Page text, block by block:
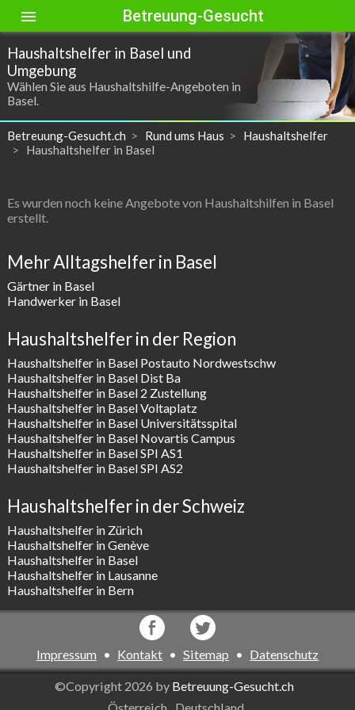
menu Betreuung-Gesucht
Haushaltshelfer in Basel und
Umgebung
Wählen Sie aus Haushaltshilfe-Angeboten in
Basel.
Betreuung-Gesucht.ch Rund ums Haus
Haushaltshelfer
Haushaltshelfer in Basel
Es wurden noch keine Angebote von Haushaltshilfen in Basel
erstellt.
Mehr Alltagshelfer in Basel
Gärtner in Basel
Handwerker in Basel
Haushaltshelfer in der Region
Haushaltshelfer in Basel Postauto Nordwestschw
Haushaltshelfer in Basel Dist Ba
Haushaltshelfer in Basel 2 Zustellung
Haushaltshelfer in Basel Voltaplatz
Haushaltshelfer in Basel Universitätsspital
Haushaltshelfer in Basel Novartis Campus
Haushaltshelfer in Basel SPI AS1
Haushaltshelfer in Basel SPI AS2
Haushaltshelfer in der Schweiz
Haushaltshelfer in Zürich
Haushaltshelfer in Genève
Haushaltshelfer in Basel
Haushaltshelfer in Lausanne
Haushaltshelfer in Bern
Impressum • Kontakt • Sitemap • Datenschutz
©Copyright 2026 by Betreuung-Gesucht.ch